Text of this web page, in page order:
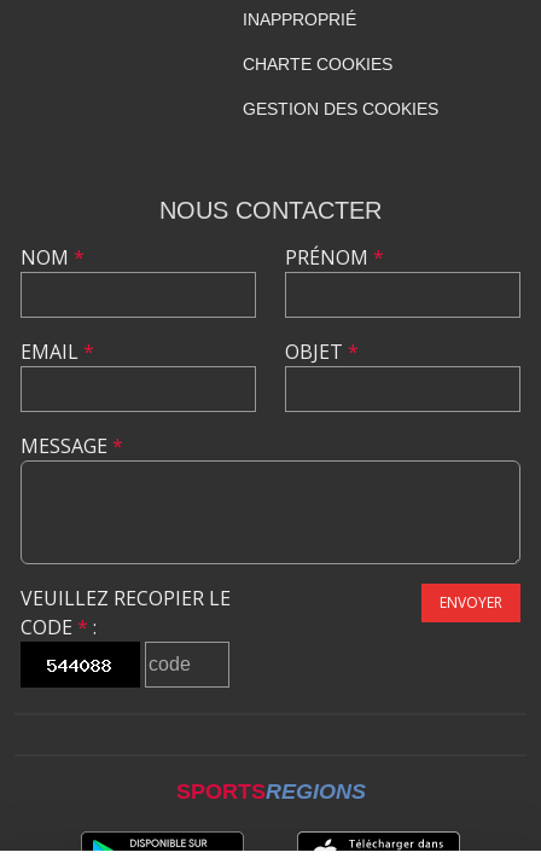
INAPPROPRIÉ
CHARTE COOKIES
GESTION DES COOKIES
NOUS CONTACTER
NOM *
EMAIL*
PRÉNOM *
OBJET *
MESSAGE *
VEUILLEZ RECOPIER LE
CODE * :
ENVOYER
SPORTSREGIONS